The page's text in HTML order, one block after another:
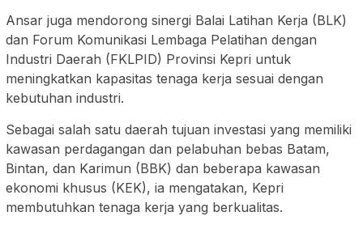
Ansar juga mendorong sinergi Balai Latihan Kerja (BLK)
dan Forum Komunikasi Lembaga Pelatihan dengan
Industri Daerah (FKLPID) Provinsi Kepri untuk
meningkatkan kapasitas tenaga kerja sesuai dengan
kebutuhan industri.
Sebagai salah satu daerah tujuan investasi yang memiliki
kawasan perdagangan dan pelabuhan bebas Batam,
Bintan, dan Karimun (BBK) dan beberapa kawasan
ekonomi khusus (KEK), ia mengatakan, Kepri
membutuhkan tenaga kerja yang berkualitas.